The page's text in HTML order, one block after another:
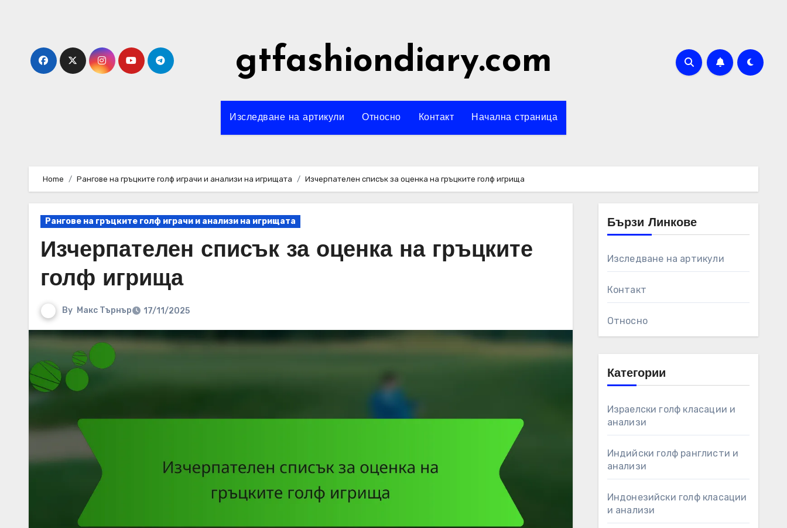
gtfashiondiary.com
Изследване на артикули Относно Контакт Начална страница
Home Рангове на гръцките голф играчи и анализи на игрищата Изчерпателен списък за оценка на гръцките голф игрища
Рангове на гръцките голф играчи и анализи на игрищата
Изчерпателен списък за оценка на гръцките
голф игрища
By Макс Търнър 17/11/2025
Бързи Линкове
Изследване на артикули
Контакт
Относно
Категории
Израелски голф класации и
анализи
Индийски голф ранглисти и
анализи
Индонезийски голф класации
и анализи